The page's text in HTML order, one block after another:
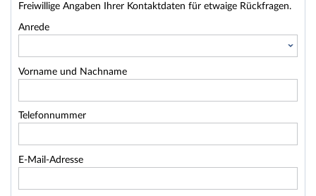
Freiwillige Angaben Ihrer Kontaktdaten für etwaige Rückfragen.
Anrede
Vorname und Nachname
Telefonnummer
E-Mail-Adresse